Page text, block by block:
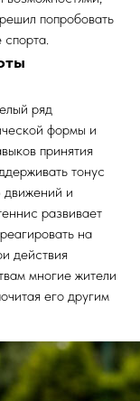
попробовать
ряд
формы и
принятия
тонус
и
развивает
на
действия
многие жители
его другим